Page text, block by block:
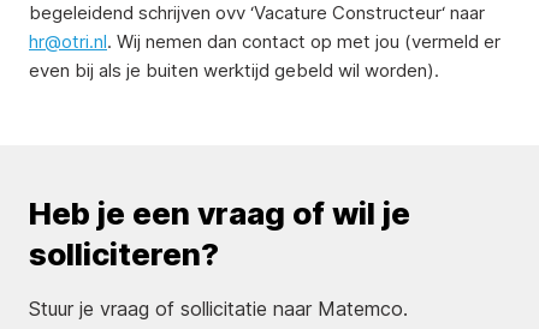
begeleidend schrijven ovv ‘Vacature Constructeur‘ naar
hr@otri.nl. Wij nemen dan contact op met jou (vermeld er
even bij als je buiten werktijd gebeld wil worden).
Heb je een vraag of wil je
solliciteren?
Stuur je vraag of sollicitatie naar Matemco.